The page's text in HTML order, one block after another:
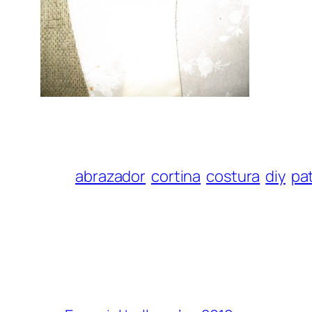
abrazador cortina costura diy